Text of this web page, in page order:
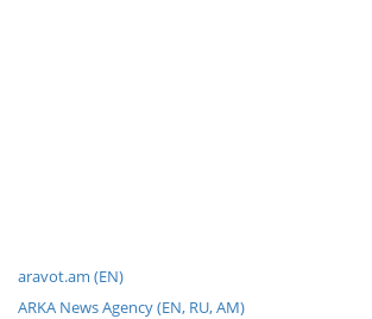
aravot.am (EN)
ARKA News Agency (EN, RU, AM)